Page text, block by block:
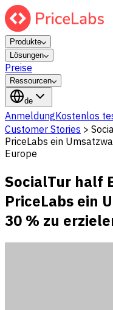
Produkte
Lösungen
Preise
Ressourcen
de
AnmeldungKostenlos
Customer Stories >
PriceLabs ein
Europe
SocialTur half
PriceLabs ein
30 % zu